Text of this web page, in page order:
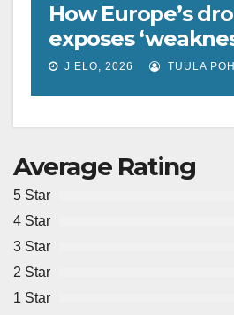
How Europe’s
exposes
fuels’ as Poland
J ELO, 2026 TUULA
Average Rating
5 Star
4 Star
3 Star
2 Star
1 Star